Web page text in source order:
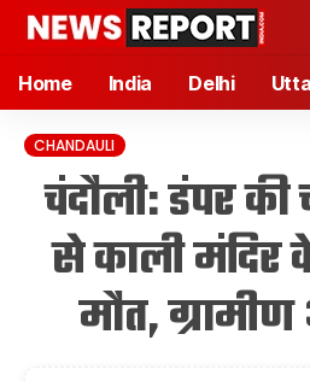
Home India Delhi
CHANDAULI
चंदौली: डंपर
से काली मंदिर
मौत,